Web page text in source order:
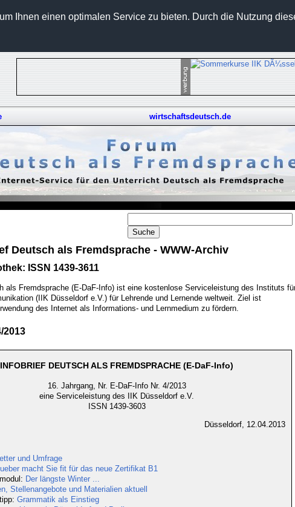
Ihnen einen optimalen Service zu bieten. Durch die Nutzung
wirtschaftsdeutsch.de
Deutsch als Fremdsprache - WWW-Archiv
ISSN 1439-3611
als Fremdsprache (E-DaF-Info) ist eine kostenlose Serviceleistung des Instituts
(IIK Düsseldorf e.V.) für Lehrende und Lernende weltweit. Ziel ist
des Internet als Informations- und Lernmedium zu fördern.
2013
INFOBRIEF DEUTSCH ALS FREMDSPRACHE (E-DaF-Info)
16. Jahrgang, Nr. E-DaF-Info Nr. 4/2013
eine Serviceleistung des IIK Düsseldorf e.V.
ISSN 1439-3603
Düsseldorf, 12.04.2013
und Umfrage
macht Sie fit für das neue Zertifikat B1
Der längste Winter ...
Stellenangebote und Materialien aktuell
Grammatik als Einstieg